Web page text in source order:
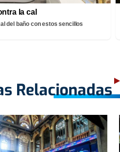
la cal
del baño con estos sencillos
Relacionadas